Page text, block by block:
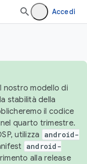
Accedi
nostro modello di
stabilità della
il codice
quarto trimestre.
utilizza
android-
android-
alla release